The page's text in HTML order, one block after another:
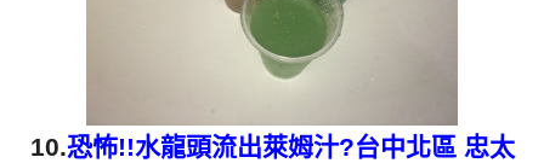
10.恐怖!!水龍頭流出萊姆汁?台中北區 忠太